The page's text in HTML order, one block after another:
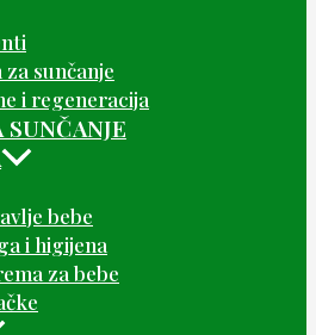
sunčanje
i regeneracija
bebe
i higijena
za bebe